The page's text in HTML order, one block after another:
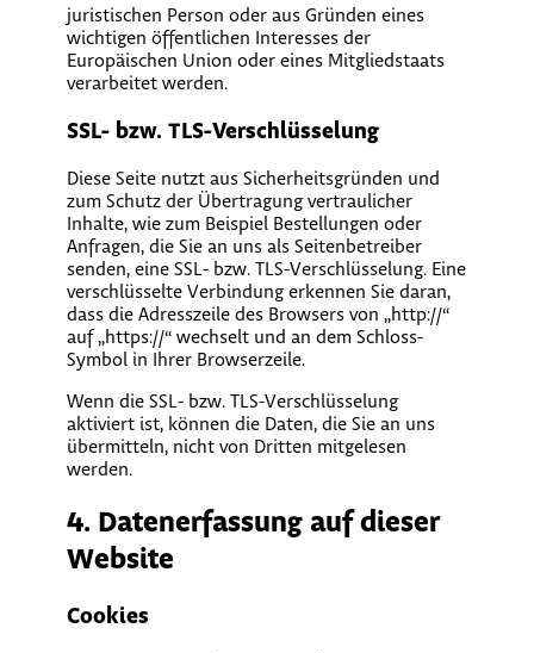
juristischen Person oder aus Gründen eines
wichtigen öffentlichen Interesses der
Europäischen Union oder eines Mitgliedstaats
verarbeitet werden.
SSL- bzw. TLS-Verschlüsselung
Diese Seite nutzt aus Sicherheitsgründen und
zum Schutz der Übertragung vertraulicher
Inhalte, wie zum Beispiel Bestellungen oder
Anfragen, die Sie an uns als Seitenbetreiber
senden, eine SSL- bzw. TLS-Verschlüsselung. Eine
verschlüsselte Verbindung erkennen Sie daran,
dass die Adresszeile des Browsers von „http://“
auf „https://“ wechselt und an dem Schloss-
Symbol in Ihrer Browserzeile.
Wenn die SSL- bzw. TLS-Verschlüsselung
aktiviert ist, können die Daten, die Sie an uns
übermitteln, nicht von Dritten mitgelesen
werden.
4. Datenerfassung auf dieser
Website
Cookies